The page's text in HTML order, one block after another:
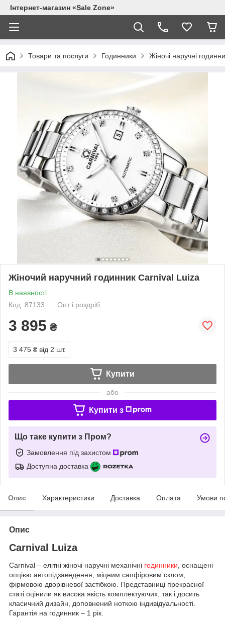
Інтернет-магазин «Sale Zone»
Товари та послуги Годинники Жіночі наручні
Жіночий наручний годинник Carnival Luiza
В наявності
Код: 87133
Опт і роздріб
3 895 ₴
3 475 ₴ від 2 шт.
Купити
або
Купити з
Що таке купити з Пром?
Замовлення під захистом
Доступна доставка
Опис Характеристики Доставка Оплата Умови
Опис
Carnival Luiza
Carnival – елітні жіночі наручні механічні годинники, оснащені
опцією автопідзаведення, міцним сапфіровим склом,
фірмовою дворівневої застібкою. Представниці прекрасної
статі оцінили як висока якість комплектуючих, так і досить
класичний дизайн, доповнений ноткою індивідуальності.
Гарантія на годинник – 1 рік.